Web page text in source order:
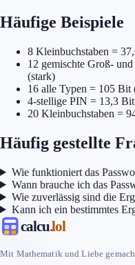
Häufige Beispiele
8 Kleinbuchstaben =
12 gemischte Groß-
(stark)
16 alle Typen = 105 Bit
4-stellige PIN = 13,3
20 Kleinbuchstaben =
Häufig gestellte
Wie funktioniert das
Wann brauche ich das
Wie zuverlässig sind die
Kann ich ein bestimmtes
calcu.lol
Mit Mathematik und Liebe